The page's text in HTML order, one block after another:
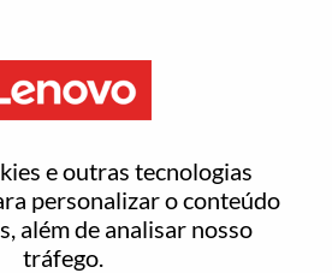
e outras tecnologias
personalizar o conteúdo
além de analisar nosso
tráfego.
deseja redefinir sua